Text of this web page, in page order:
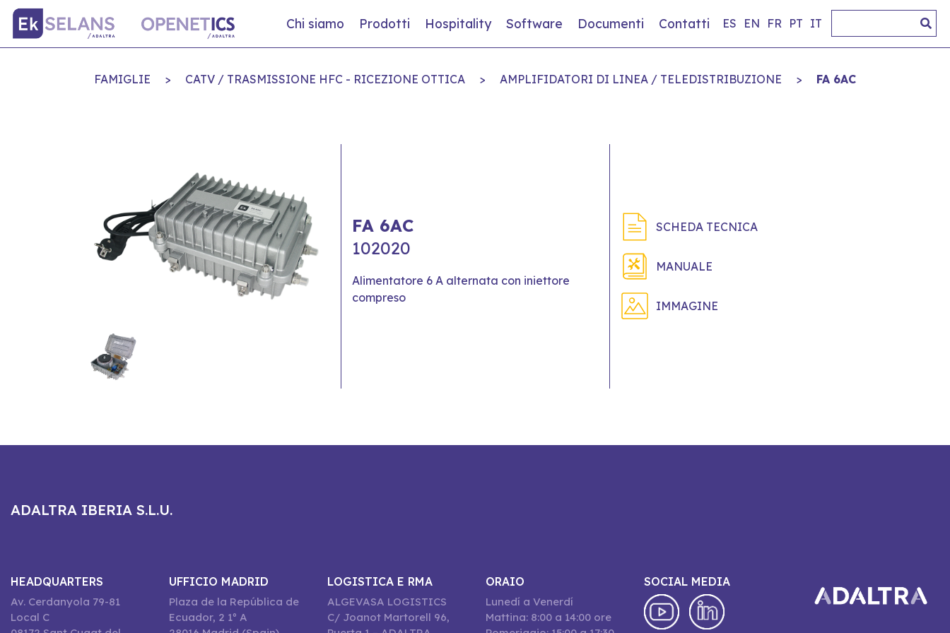
Chi siamo Prodotti Hospitality Software Documenti Contatti ES EN FR PT IT
FAMIGLIE > CATV / TRASMISSIONE HFC - RICEZIONE OTTICA > AMPLIFIDATORI DI LINEA / TELEDISTRIBUZIONE > FA 6AC
FA 6AC
102020
Alimentatore 6 A alternata con iniettore
compreso
SCHEDA TECNICA
MANUALE
IMMAGINE
ADALTRA IBERIA S.L.U.
HEADQUARTERS
Av. Cerdanyola 79-81
Local C
UFFICIO MADRID
Plaza de la República de
Ecuador, 2 1º A
LOGISTICA E RMA
ALGEVASA LOGISTICS
C/ Joanot Martorell 96,
ORAIO
Lunedí a Venerdí
Mattina: 8:00 a 14:00 ore
SOCIAL MEDIA